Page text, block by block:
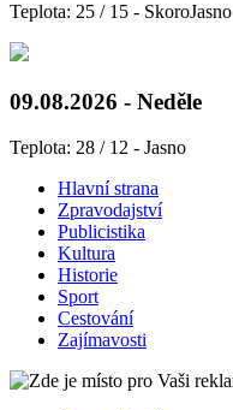
Teplota: 25 / 15 - SkoroJasno
09.08.2026 - Neděle
Teplota: 28 / 12 - Jasno
Hlavní strana
Zpravodajství
Publicistika
Kultura
Historie
Sport
Cestování
Zajímavosti